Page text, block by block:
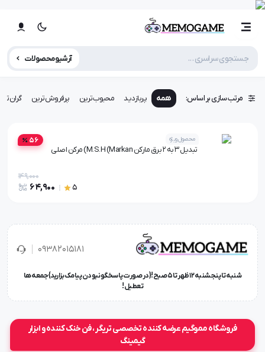
آرشیو محصولات
مرتب سازی بر اساس: همه پربازدید محبوب‌ترین پرفروش‌ترین
محصول ویژه
تبدیل 3 به 2 برق مارکن M.S.H (Markan) مرکن اصلی
5
149,000
64,900
56
۰۹۳۸۲۰۱۵۱۸۱
شنبه تا پنجشنبه ۱۲ ظهر تا 5 صبح!{در صورت پاسخگو نبودن پیامک بزارید} جمعه ها
تعطیل !
فروشگاه مموگیم عرضه کننده تخصصی تریگر ، فن خنک کننده و ابزار
گیمینگ